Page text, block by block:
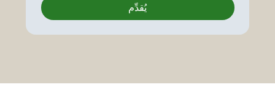
يُقدِّم